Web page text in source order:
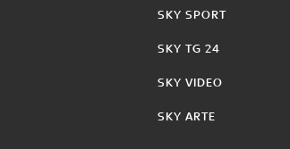
SKY SPORT
SKY TG 24
SKY VIDEO
SKY ARTE